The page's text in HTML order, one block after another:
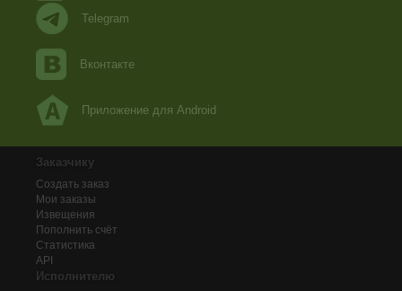
Telegram
Вконтакте
Приложение для Android
Заказчику
Создать заказ
Мои заказы
Извещения
Пополнить счёт
Статистика
API
Исполнителю